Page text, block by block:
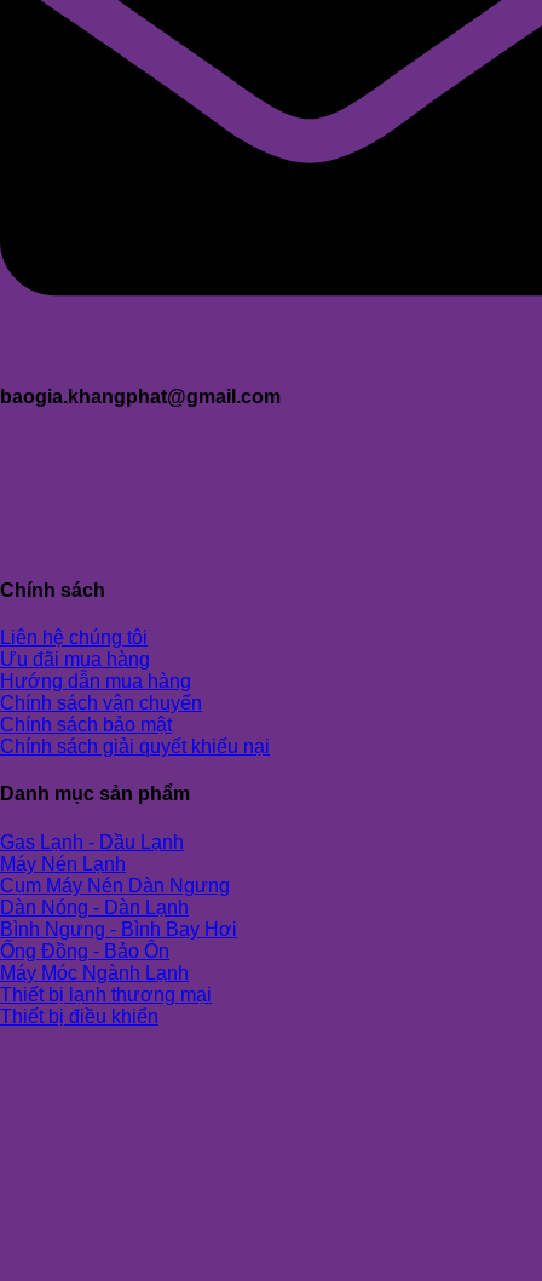
baogia.khangphat@gmail.com
Chính sách
Liên hệ chúng tôi
Ưu đãi mua hàng
Hướng dẫn mua hàng
Chính sách vận chuyển
Chính sách bảo mật
Chính sách giải quyết khiếu nại
Danh mục sản phẩm
Gas Lạnh - Dầu Lạnh
Máy Nén Lạnh
Cụm Máy Nén Dàn Ngưng
Dàn Nóng - Dàn Lạnh
Bình Ngưng - Bình Bay Hơi
Ống Đồng - Bảo Ôn
Máy Móc Ngành Lạnh
Thiết bị lạnh thương mại
Thiết bị điều khiển